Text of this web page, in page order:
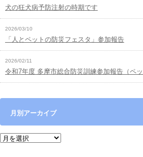
犬の狂犬病予防注射の時期です
2026/03/10
「人とペットの防災フェスタ」参加報告
2026/02/11
令和7年度 多摩市総合防災訓練参加報告（ペ
月別アーカイブ
月別アーカイブ